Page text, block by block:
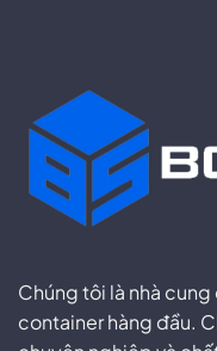
Chúng tôi là nhà
container hàng đầu.